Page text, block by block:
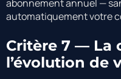
abonnement annuel —
automatiquement votre
Critère 7 — La
l’évolution de